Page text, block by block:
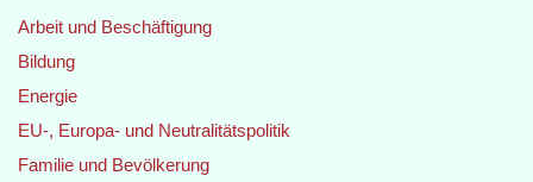
Arbeit und Beschäftigung
Bildung
Energie
EU-, Europa- und Neutralitätspolitik
Familie und Bevölkerung